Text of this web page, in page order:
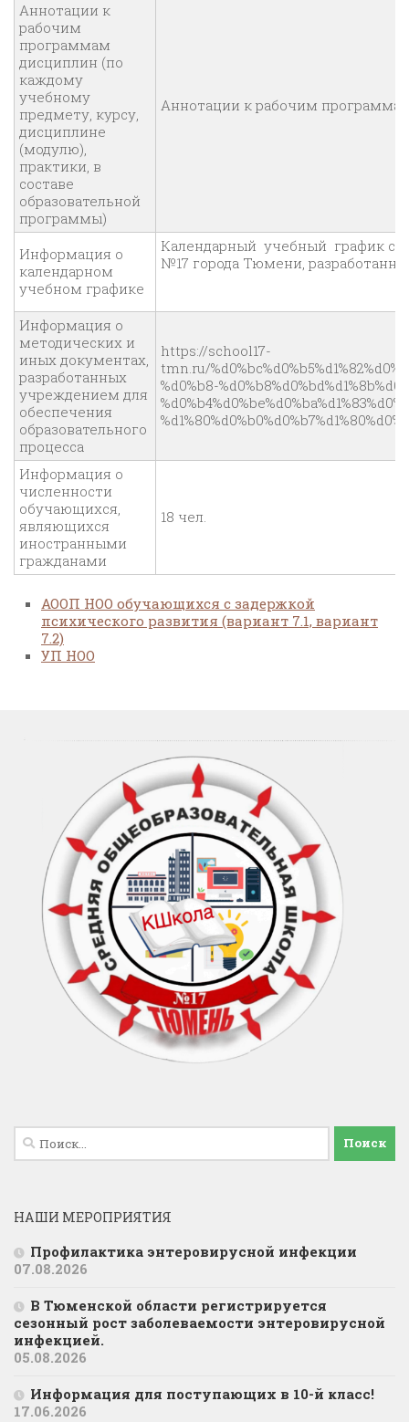
Аннотации к
рабочим
программам
дисциплин (по
каждому
учебному
предмету, курсу,
дисциплине
(модулю),
практики, в
составе
образовательной
программы)
Аннотации к рабочим
Информация о
календарном
учебном графике
Календарный учебный график
№17 города Тюмени,
Информация о
методических и
иных документах,
разработанных
учреждением для
обеспечения
образовательного
процесса
https://school17-
tmn.ru/
%d0%b8-
Информация о
численности
обучающихся,
являющихся
иностранными
гражданами
18 чел.
АООП НОО обучающихся с задержкой
психического развития (вариант 7.1, вариант
7.2)
УП НОО
Найти:
НАШИ МЕРОПРИЯТИЯ
Профилактика энтеровирусной инфекции
07.08.2026
В Тюменской области регистрируется
сезонный рост заболеваемости энтеровирусной
инфекцией.
05.08.2026
Информация для поступающих в 10-й класс!
17.06.2026